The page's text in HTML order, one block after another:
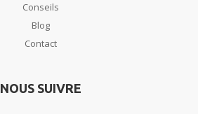
Conseils
Blog
Contact
NOUS SUIVRE